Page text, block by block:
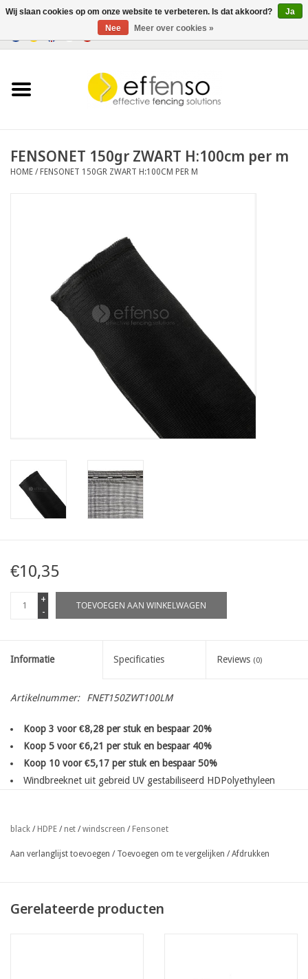
Documenten
FENSONET 150gr ZWART H:100cm per m
HOME /FENSONET 150GR ZWART H:100CM PER M
€10,35
+
-
TOEVOEGEN AAN WINKELWAGEN
Informatie Specificaties Reviews (0)
Artikelnummer: FNET150ZWT100LM
Koop 3 voor €8,28 per stuk en bespaar 20%
Koop 5 voor €6,21 per stuk en bespaar 40%
Koop 10 voor €5,17 per stuk en bespaar 50%
Windbreeknet uit gebreid UV gestabiliseerd HDPolyethyleen
30% zichtdoorlatend, 50% windremmend, 150gr/m²
eenvoudige bevestiging met nietjes, gripclips, tempora clips of
black / HDPE / net /windscreen / Fensonet
Aan verlanglijst toevoegen / Toevoegen om te vergelijken /Afdrukken
Gerelateerde producten
Wij slaan cookies op om onze website te verbeteren. Is dat akkoord?
Ja
Nee
Meer over cookies »